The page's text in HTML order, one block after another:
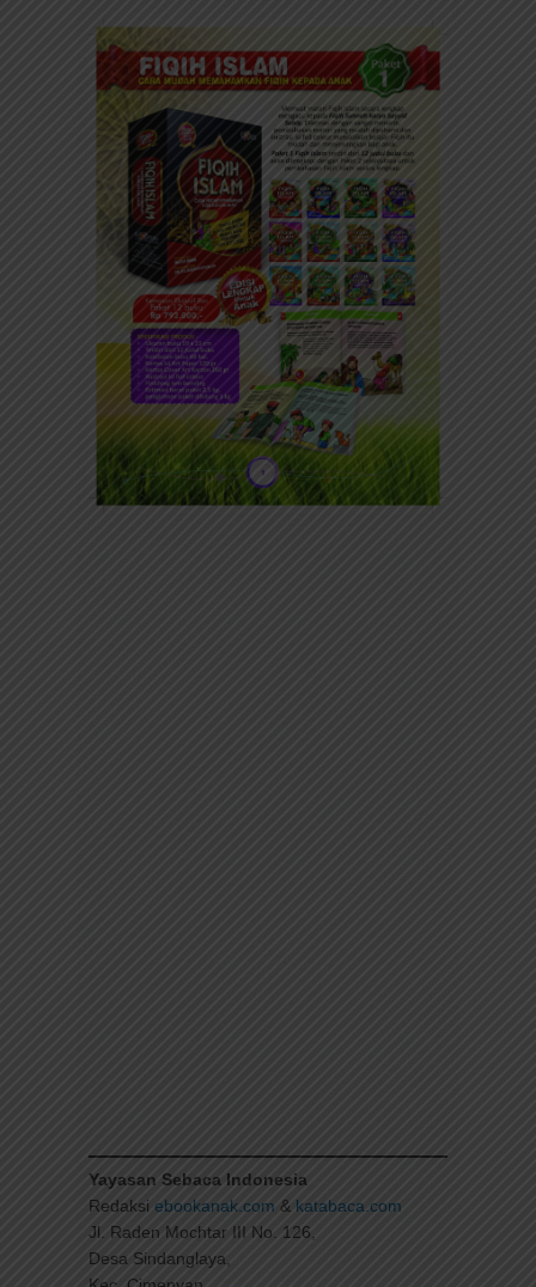
Yayasan Sebaca Indonesia
Redaksi ebookanak.com & katabaca.com
Jl. Raden Mochtar III No. 126,
Desa Sindanglaya,